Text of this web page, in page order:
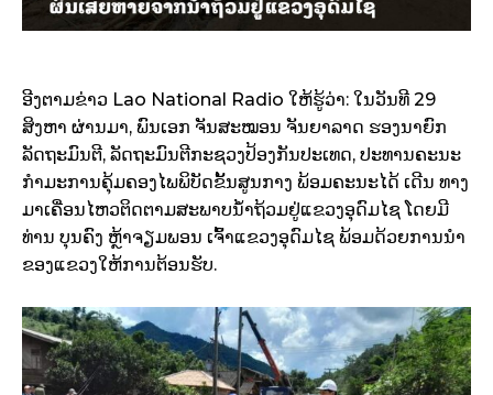
ອີງຕາມຂ່າວ Lao National Radio ໃຫ້ຮູ້ວ່າ: ໃນວັນທີ 29
ສິງຫາ ຜ່ານມາ, ພົນເອກ ຈັນສະໝອນ ຈັນຍາລາດ ຮອງນາຍົກ
ລັດຖະມົນຕີ, ລັດຖະມົນຕີກະຊວງປ້ອງກັນປະເທດ, ປະທານຄະນະ
ກຳມະການຄຸ້ມຄອງໄພພິບັດຂັ້ນສູນກາງ ພ້ອມຄະນະໄດ້ ເດີນ ທາງ
ມາເຄື່ອນໄຫວຕິດຕາມສະພາບນ້ຳຖ້ວມຢູ່ແຂວງອຸດົມໄຊ ໂດຍ​ມີ
ທ່ານ ບຸນຄົງ ຫຼ້າຈຽມພອນ ເຈົ້າແຂວງອຸດົມໄຊ ພ້ອມດ້ວຍການນຳ
ຂອງແຂວງໃຫ້​ການ​ຕ້ອນ​ຮັບ.